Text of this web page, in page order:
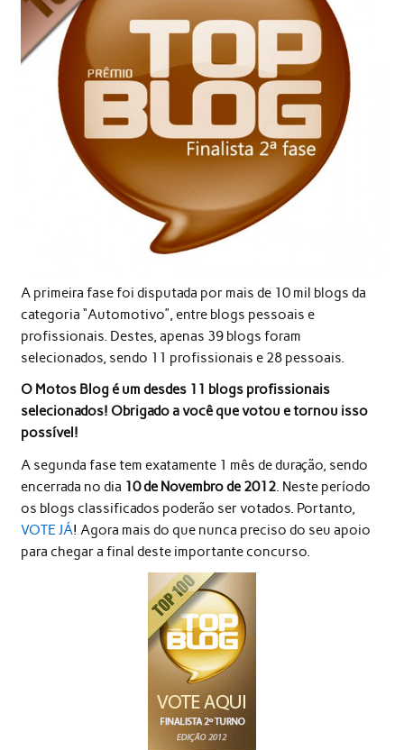
A primeira fase foi disputada por mais de 10 mil blogs da
categoria “Automotivo”, entre blogs pessoais e
profissionais. Destes, apenas 39 blogs foram
selecionados, sendo 11 profissionais e 28 pessoais.
O Motos Blog é um desdes 11 blogs profissionais
selecionados! Obrigado a você que votou e tornou isso
possível!
A segunda fase tem exatamente 1 mês de duração, sendo
encerrada no dia 10 de Novembro de 2012. Neste período
os blogs classificados poderão ser votados. Portanto,
VOTE JÁ! Agora mais do que nunca preciso do seu apoio
para chegar a final deste importante concurso.